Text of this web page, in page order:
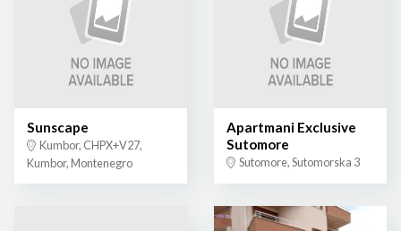
Sunscape
Kumbor, CHPX+V27,
Kumbor, Montenegro
Apartmani Exclusive
Sutomore
Sutomore, Sutomorska 3